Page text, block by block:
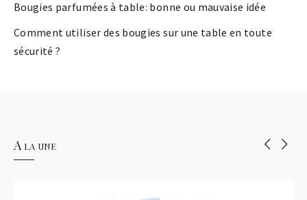
Bougies parfumées à table: bonne ou mauvaise idée
Comment utiliser des bougies sur une table en toute
sécurité ?
A la une